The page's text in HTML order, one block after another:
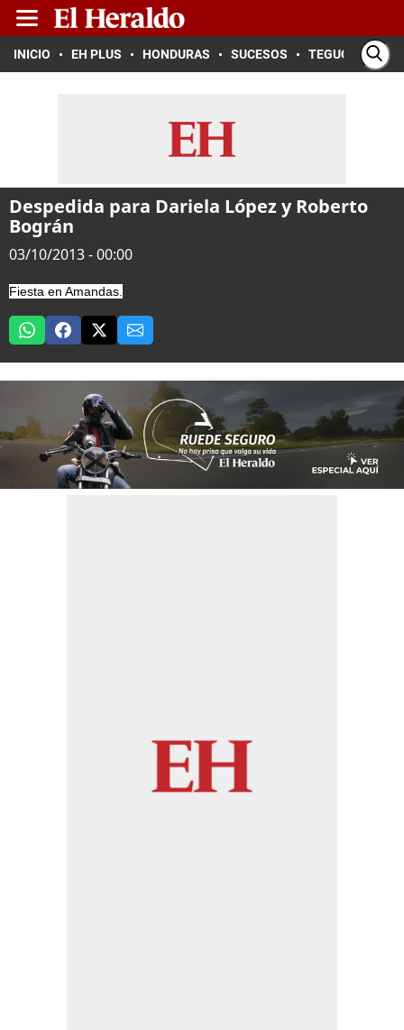
INICIO EH PLUS HONDURAS SUCESOS TEGUCIGALPA
Despedida para Dariela López y Roberto
Bográn
03/10/2013 - 00:00
Fiesta en Amandas.